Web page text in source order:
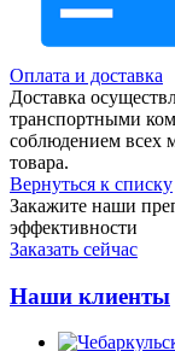
Оплата и доставка
Доставка
транспортными
соблюдением всех
товара.
Вернуться к списку
Закажите наши
эффективности
Заказать сейчас
Наши клиенты